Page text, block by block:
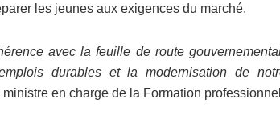
les jeunes aux exigences du marché.
avec la feuille de route
durables et la modernisation de
en charge de la Formation